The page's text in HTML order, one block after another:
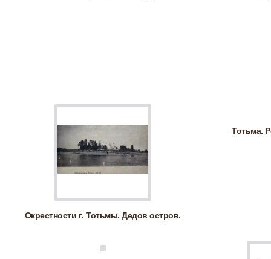
Окрестности г. Тотьмы. Дедов остров.
Тотьма.